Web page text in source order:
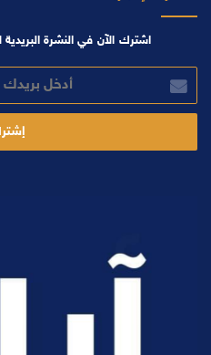
اشترك الآن في النشرة البريدية
بريدك
الإلكتروني